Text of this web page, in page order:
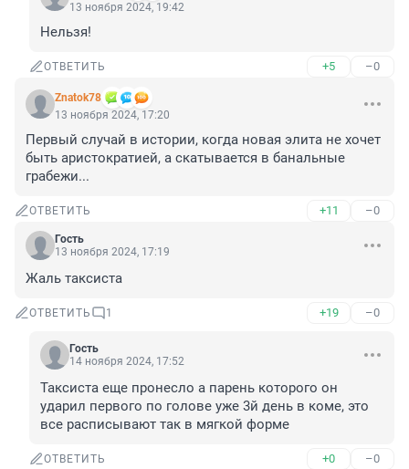
13 ноября 2024, 19:42
Нельзя!
ОТВЕТИТЬ +5 –0
Znatok78
13 ноября 2024, 17:20
Первый случай в истории, когда новая элита не хочет
быть аристократией, а скатывается в банальные
грабежи...
ОТВЕТИТЬ +11 –0
Гость
13 ноября 2024, 17:19
Жаль таксиста
ОТВЕТИТЬ 1 +19 –0
Гость
14 ноября 2024, 17:52
Таксиста еще пронесло а парень которого он
ударил первого по голове уже 3й день в коме, это
все расписывают так в мягкой форме
ОТВЕТИТЬ +0 –0